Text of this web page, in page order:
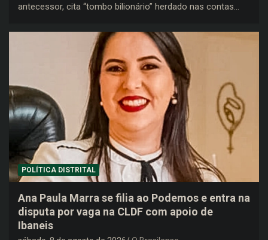
antecessor, cita “tombo bilionário” herdado nas contas…
POLÍTICA DISTRITAL
Ana Paula Marra se filia ao Podemos e entra na
disputa por vaga na CLDF com apoio de
Ibaneis